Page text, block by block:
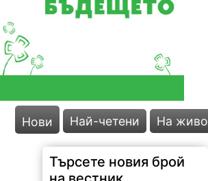
Нови Най-четени На живо
Търсете новия брой
на вестник